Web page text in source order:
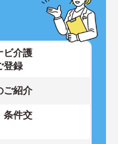
ビ介護
登録
ご紹介
条件交